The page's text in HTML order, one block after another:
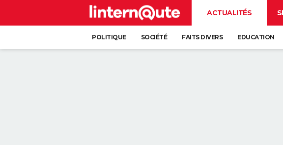
ACTUALITÉS
POLITIQUE SOCIÉTÉ FAITS DIVERS EDUCATION